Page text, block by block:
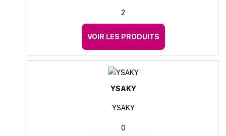
2
VOIR LES PRODUITS
YSAKY
YSAKY
0